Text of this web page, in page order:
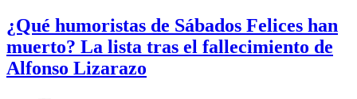
¿Qué humoristas de Sábados Felices han
muerto? La lista tras el fallecimiento de
Alfonso Lizarazo